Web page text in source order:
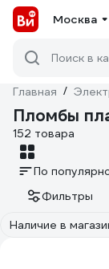
Москва
Поиск в
Главная /
Пломбы
152 товара
По
Фильтры
Наличие в